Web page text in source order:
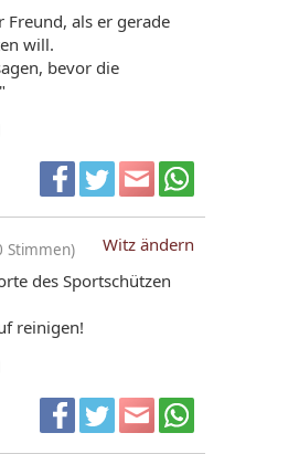
Freund, als er gerade
will.
bevor die
Witz ändern
Stimmen)
des Sportschützen
reinigen!